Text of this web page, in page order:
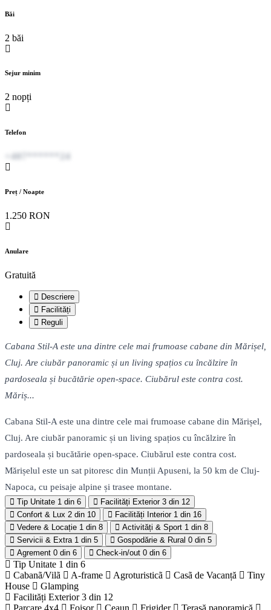
Băi
2 băi
Sejur minim
2 nopți
Telefon
+407******24
Preț / Noapte
1.250 RON
Anulare
Gratuită
Descriere
Facilități
Reguli
Cabana Stil-A este una dintre cele mai frumoase cabane din Mărișel,
Cluj. Are ciubăr panoramic și un living spațios cu încălzire în
pardoseala și bucătărie open-space. Ciubărul este contra cost.
Măriș...
Cabana Stil-A este una dintre cele mai frumoase cabane din Mărișel,
Cluj. Are ciubăr panoramic și un living spațios cu încălzire în
pardoseala și bucătărie open-space. Ciubărul este contra cost.
Mărișelul este un sat pitoresc din Munții Apuseni, la 50 km de Cluj-
Napoca, cu peisaje alpine și trasee montane.
Tip Unitate 1 din 6 Facilități Exterior 3 din 12
Confort & Lux 2 din 10 Facilități Interior 1 din 16
Vedere & Locație 1 din 8 Activități & Sport 1 din 8
Servicii & Extra 1 din 5 Gospodărie & Rural 0 din 5
Agrement 0 din 6 Check-in/out 0 din 6
Tip Unitate 1 din 6
Cabanã/Vilã
A-frame Agroturisticã Casã de Vacanță
Tiny
House
Glamping
Facilități Exterior3 din 12